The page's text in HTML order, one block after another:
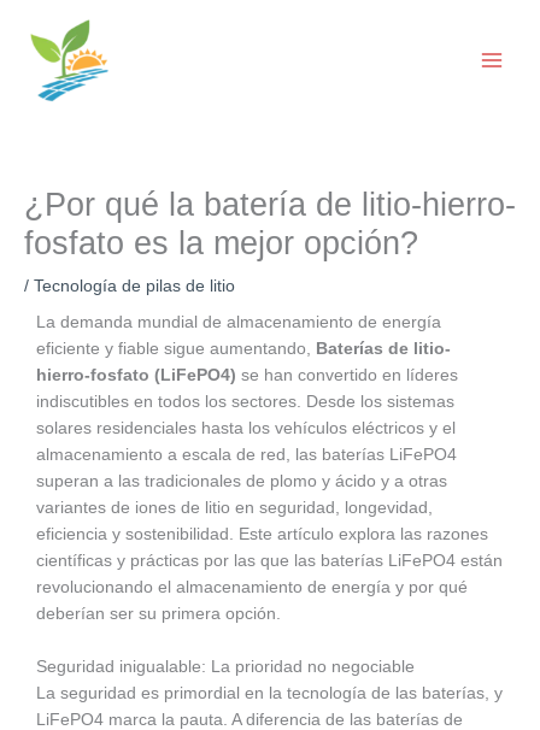
contenido
¿Por qué la batería de litio-hierro-
fosfato es la mejor opción?
/ Tecnología de pilas de litio
La demanda mundial de almacenamiento de energía
eficiente y fiable sigue aumentando, Baterías de litio-
hierro-fosfato (LiFePO4) se han convertido en líderes
indiscutibles en todos los sectores. Desde los sistemas
solares residenciales hasta los vehículos eléctricos y el
almacenamiento a escala de red, las baterías LiFePO4
superan a las tradicionales de plomo y ácido y a otras
variantes de iones de litio en seguridad, longevidad,
eficiencia y sostenibilidad. Este artículo explora las razones
científicas y prácticas por las que las baterías LiFePO4 están
revolucionando el almacenamiento de energía y por qué
deberían ser su primera opción.
Seguridad inigualable: La prioridad no negociable
La seguridad es primordial en la tecnología de las baterías, y
LiFePO4 marca la pauta. A diferencia de las baterías de